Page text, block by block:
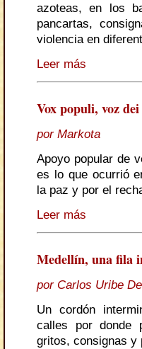
azoteas, en los
pancartas,
violencia en
Leer más
Vox populi, voz dei
por Markota
Apoyo popular de
es lo que ocurrió
la paz y por el
Leer más
Medellín, una fila
por Carlos Uribe
Un cordón
calles por donde
gritos, consignas y